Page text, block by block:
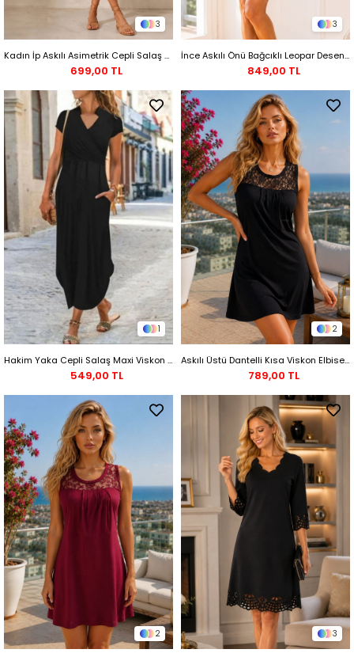
3
Kadın İp Askılı Asimetrik Cepli Salaş Viskon Yazlık Elbise – Haki
699,00 TL
3
İnce Askılı Önü Bağcıklı Leopar Desenli Volanlı Süprem Elbise - Mor
849,00 TL
1
Hakim Yaka Cepli Salaş Maxi Viskon Elbise - Siyah
549,00 TL
2
Askılı Üstü Dantelli Kısa Viskon Elbise - Siyah
789,00 TL
2 3